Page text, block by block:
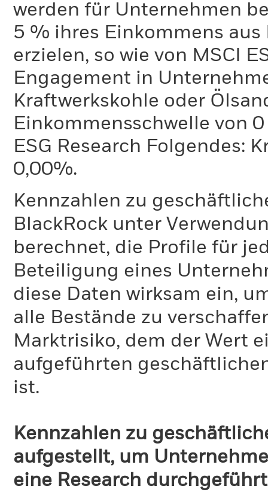
werden für Unternehmen
5 % ihres Einkommens
erzielen, so wie von MSCI
Engagement in
Kraftwerkskohle oder
Einkommensschwelle von
ESG Research Folgendes:
0,00%.
Kennzahlen zu
BlackRock unter
berechnet, die Profile für
Beteiligung eines
diese Daten wirksam ein,
alle Bestände zu
Marktrisiko, dem der Wert
aufgeführten
ist.
Kennzahlen zu
aufgestellt, um
eine Research